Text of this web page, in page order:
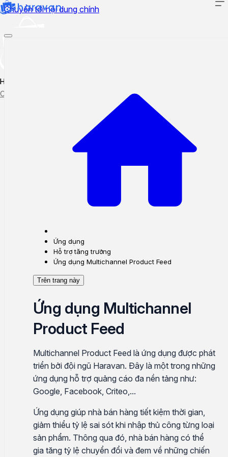
Chuyển tới nội dung chính
Hướng dẫn sử dụng
Cập nhật tính năng mới
Theo dõi ticket
Ứng dụng
Hỗ trợ tăng trưởng
Ứng dụng Multichannel Product Feed
Trên trang này
Ứng dụng Multichannel
Product Feed
Multichannel Product Feed là ứng dụng được phát
triển bởi đội ngũ Haravan. Đây là một trong những
ứng dụng hỗ trợ quảng cáo đa nền tảng như:
Google, Facebook, Criteo,...
Ứng dụng giúp nhà bán hàng tiết kiệm thời gian,
giảm thiểu tỷ lệ sai sót khi nhập thủ công từng loại
sản phẩm. Thông qua đó, nhà bán hàng có thể
gia tăng tỷ lệ chuyển đổi và đem về những chiến